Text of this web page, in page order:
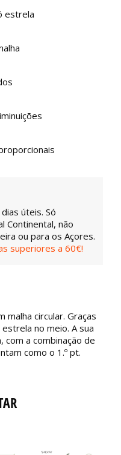
estrela
úteis. Só
Continental, não
ou para os Açores.
superiores a 60€!
malha circular. Graças
no meio. A sua
com a combinação de
como o 1.º pt.